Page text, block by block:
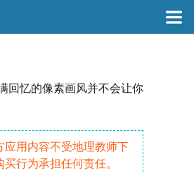
回忆的像素画风并不会让你
用内容不受地理教师下
行为承担任何责任。